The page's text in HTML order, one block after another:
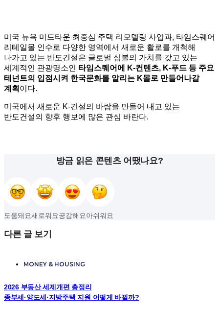
미국 뉴욕 미드타운 최중심 주택 리모델링 사업과, 타임스퀘어
리테일몰 인수로 다양한 영역에서 새로운 활로를 개척해
나가고 있는 반도건설은 글로벌 심볼의 가치를 갖고 있는
세계적인 관광명소인 타임스퀘어에 K-컨텐츠, K-푸드 등 주요
테넌트의 입점시켜 한국문화를 알리는 K몰로 만들어나갈
계획 이다.
미국에서 새로운 K-건설의 바람을 만들어 내고 있는
반도건설의 향후 행보에 많은 관심 바란다.
방금 읽은 콘텐츠 어땠나요?
도움돼요새로워요공감해요아쉬워요
다른 글 보기
MONEY & HOUSING
2026 부동산 세제개편 총정리
종부세·양도세·지방주택 지원 어떻게 바뀔까?